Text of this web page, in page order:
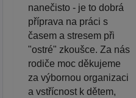
nanečisto - je to dobrá
příprava na práci s
časem a stresem při
"ostré" zkoušce. Za nás
rodiče moc děkujeme
za výbornou organizaci
a vstřícnost k dětem,